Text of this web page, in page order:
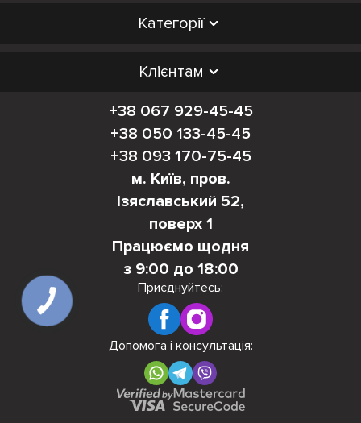
Категорії
Клієнтам
+38 067 929-45-45
+38 050 133-45-45
+38 093 170-75-45
м. Київ, пров.
Ізяславський 52,
поверх 1
Працюємо щодня
з 9:00 до 18:00
Приєднуйтесь:
Допомога і консультація: